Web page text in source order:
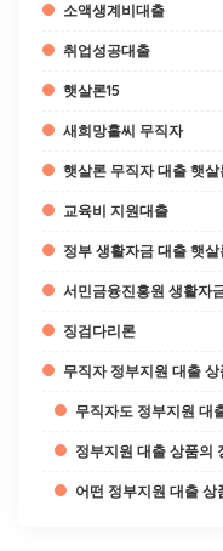
소액생계비대출
취업성공대출
햇살론15
새희망홀씨 무직자
햇살론 무직자 대출 햇
교육비 지원대출
정부 생활자금 대출 햇
서민금융진흥원 생활자
징검다리론
무직자 정부지원 대출
무직자도 정부지원 대
정부지원 대출 상품의
어떤 정부지원 대출